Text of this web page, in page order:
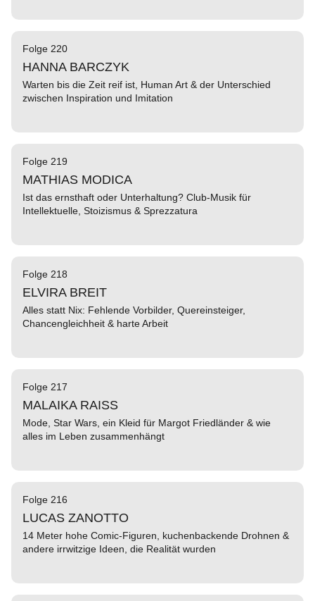
Folge 220
HANNA BARCZYK
Warten bis die Zeit reif ist, Human Art & der Unterschied
zwischen Inspiration und Imitation
Folge 219
MATHIAS MODICA
Ist das ernsthaft oder Unterhaltung? Club-Musik für
Intellektuelle, Stoizismus & Sprezzatura
Folge 218
ELVIRA BREIT
Alles statt Nix: Fehlende Vorbilder, Quereinsteiger,
Chancengleichheit & harte Arbeit
Folge 217
MALAIKA RAISS
Mode, Star Wars, ein Kleid für Margot Friedländer & wie
alles im Leben zusammenhängt
Folge 216
LUCAS ZANOTTO
14 Meter hohe Comic-Figuren, kuchenbackende Drohnen &
andere irrwitzige Ideen, die Realität wurden